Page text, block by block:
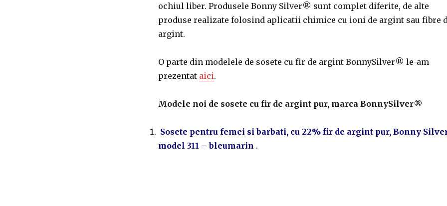
ochiul liber. Produsele Bonny Silver® sunt complet diferite, de alte
produse realizate folosind aplicatii chimice cu ioni de argint sau fibre
argint.
O parte din modelele de sosete cu fir de argint BonnySilver® le-am
prezentat aici.
Modele noi de sosete cu fir de argint pur, marca BonnySilver®
Sosete pentru femei si barbati, cu 22% fir de argint pur, Bonny
model 311 – bleumarin .